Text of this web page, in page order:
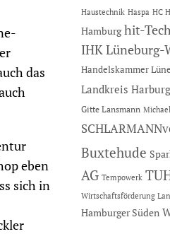
das
eben
sich in
Haustechnik Haspa HC
Hamburg hit-
IHK Lüneburg-
Handelskammer
Landkreis Harburg
Gitte Lansmann
Buxtehude
AG Tempowerk
Wirtschaftsförderung
Hamburger Süden